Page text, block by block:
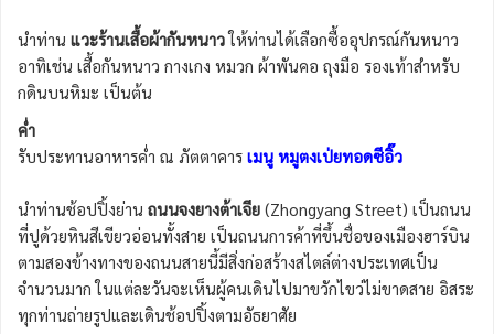
นำท่าน แวะร้านเสื้อผ้ากันหนาวให้ท่านได้เลือกซื้ออุปกรณ์กันหนาว
อาทิเช่น เสื้อกันหนาว กางเกง หมวก ผ้าพันคอ ถุงมือ รองเท้าสำหรับ
กดินบนหิมะ เป็นต้น
ค่ำ
รับประทานอาหารค่ำ ณ ภัตตาคาร เมนู หมูตงเป่ยทอดซีอิ๊ว
นำท่านช้อปปิ้งย่าน ถนนจงยางต้าเจีย (Zhongyang Street) เป็นถนน
ที่ปูด้วยหินสีเขียวอ่อนทั้งสาย เป็นถนนการค้าที่ขึ้นชื่อของเมืองฮาร์บิน
ตามสองข้างทางของถนนสายนี้มีสิ่งก่อสร้างสไตล์ต่างประเทศเป็น
จำนวนมาก ในแต่ละวันจะเห็นผู้คนเดินไปมาขวักไขว่ไม่ขาดสาย อิสระ
ทุกท่านถ่ายรูปและเดินช้อปปิ้งตามอัธยาศัย